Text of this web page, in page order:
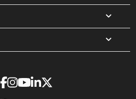
expand_more
expand_more